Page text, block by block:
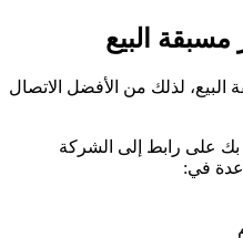
مسبقة البيع
لذلك من الأفضل الاتصال
بك على رابط إلى الشركة
في: